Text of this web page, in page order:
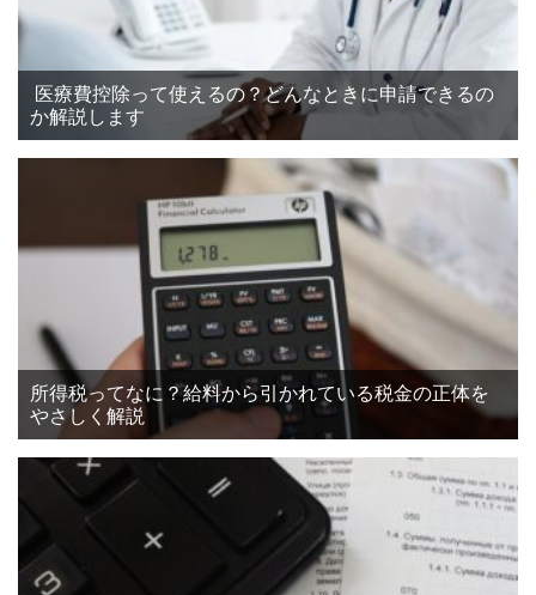
医療費控除って使えるの？どんなときに申請できるの
か解説します
所得税ってなに？給料から引かれている税金の正体を
やさしく解説